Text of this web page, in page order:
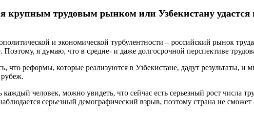
крупным трудовым рынком или Узбекистану
и экономической турбулентности – российский рынок труда
я думаю, что в средне- и даже долгосрочной перспективе
что реформы, которые реализуются в Узбекистане, дадут результаты,
человек, можно увидеть, что сейчас есть серьезный рост числа
серьезный демографический взрыв, поэтому страна не